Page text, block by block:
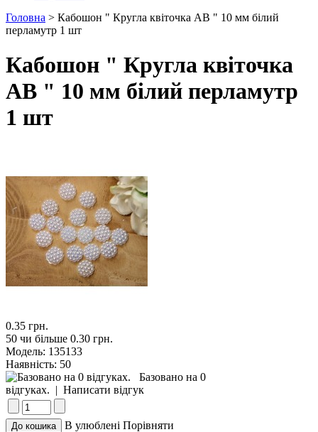
Головна > Кабошон " Кругла квіточка АВ " 10 мм білий
перламутр 1 шт
Кабошон " Кругла квіточка
АВ " 10 мм білий перламутр
1 шт
0.35 грн.
50 чи більше 0.30 грн.
Модель: 135133
Наявність: 50
Базовано на 0
відгуках. | Написати відгук
В улюблені Порівняти